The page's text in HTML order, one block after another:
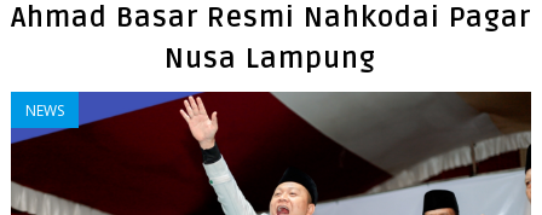
Ahmad Basar Resmi Nahkodai Pagar
Nusa Lampung
NEWS